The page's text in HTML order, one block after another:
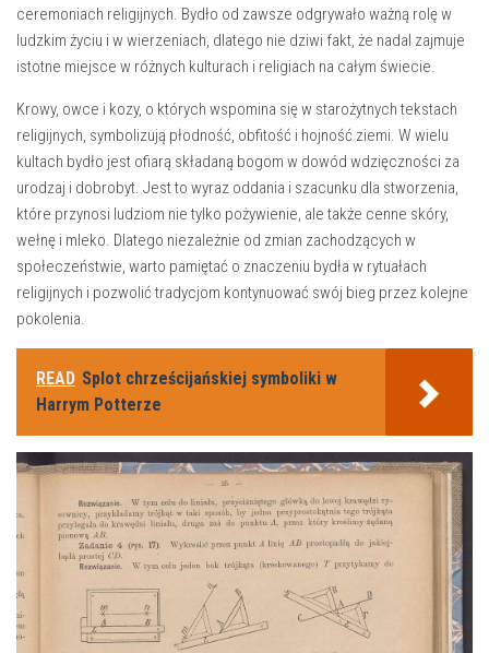
ceremoniach religijnych. Bydło od zawsze ‌odgrywało‌ ważną rolę ‍w ​
ludzkim życiu i w wierzeniach, dlatego nie ⁤dziwi fakt, że nadal ‌zajmuje⁣
istotne miejsce w różnych kulturach i religiach​ na całym świecie.
Krowy, owce i kozy, o których wspomina ⁤się w starożytnych ⁣tekstach
religijnych, symbolizują płodność, obfitość i hojność ziemi. W wielu
kultach bydło jest ofiarą⁤ składaną bogom w dowód wdzięczności ⁤za
urodzaj i ⁢dobrobyt. Jest ​to wyraz oddania i⁣ szacunku‌ dla stworzenia,
⁢które przynosi ludziom nie tylko pożywienie, ale ⁤także cenne ⁤skóry,
‌wełnę i‌ mleko. Dlatego ‍niezależnie od ⁢zmian‌ zachodzących ‌w
społeczeństwie, warto ⁤pamiętać o znaczeniu‌ bydła w ⁤rytuałach
religijnych i pozwolić tradycjom kontynuować swój bieg przez kolejne
pokolenia.
READ Splot chrześcijańskiej symboliki w
Harrym Potterze